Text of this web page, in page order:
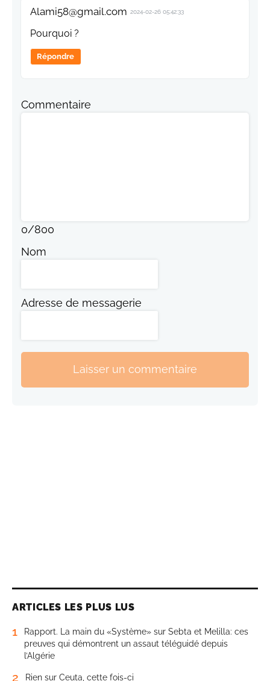
Alami58@gmail.com 2024-02-26 05:42:33
Pourquoi ?
Répondre
Commentaire
0/800
Nom
Adresse de messagerie
Laisser un commentaire
ARTICLES LES PLUS LUS
1
Rapport. La main du «Système» sur Sebta et Melilla: ces
preuves qui démontrent un assaut téléguidé depuis
l’Algérie
2 Rien sur Ceuta, cette fois-ci